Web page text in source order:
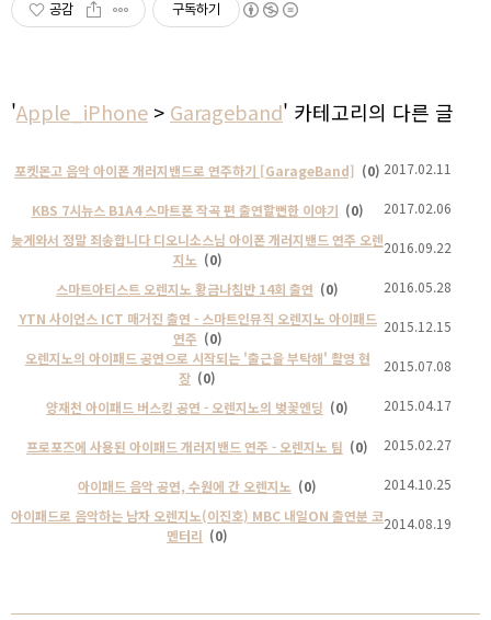
공감 구독하기
'Apple_iPhone > Garageband' 카테고리의 다른 글
포켓몬고 음악 아이폰 개러지밴드로 연주하기 [GarageBand] (0) 2017.02.11
KBS 7시뉴스 B1A4 스마트폰 작곡 편 출연할뻔한 이야기 (0)
2017.02.06
늦게와서 정말 죄송합니다 디오니소스님 아이폰 개러지밴드 연주 오렌
지노 (0)
2016.09.22
스마트아티스트 오렌지노 황금나침반 14회 출연 (0)
2016.05.28
YTN 사이언스 ICT 매거진 출연 - 스마트인뮤직 오렌지노 아이패드
연주 (0)
2015.12.15
오렌지노의 아이패드 공연으로 시작되는 '출근을 부탁해' 촬영 현
장 (0)
2015.07.08
양재천 아이패드 버스킹 공연 - 오렌지노의 벚꽃엔딩 (0) 2015.04.17
프로포즈에 사용된 아이패드 개러지밴드 연주 - 오렌지노 팀 (0) 2015.02.27
아이패드 음악 공연, 수원에 간 오렌지노 (0)
2014.10.25
아이패드로 음악하는 남자 오렌지노(이진호) MBC 내일ON 출연분 코
멘터리 (0)
2014.08.19